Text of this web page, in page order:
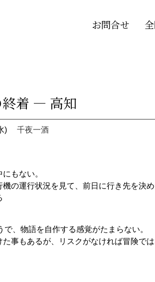
お問合せ
終着 ― 高知
) 千夜一酒
もない。
の運行状況を見て、前日に行き先を決め
、物語を自作する感覚がたまらない。
事もあるが、リスクがなければ冒険では